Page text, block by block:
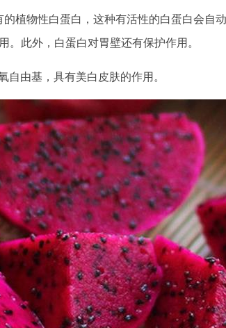
植物性白蛋白，这种有活性的白蛋白会自
。此外，白蛋白对胃壁还有保护作用。
自由基，具有美白皮肤的作用。